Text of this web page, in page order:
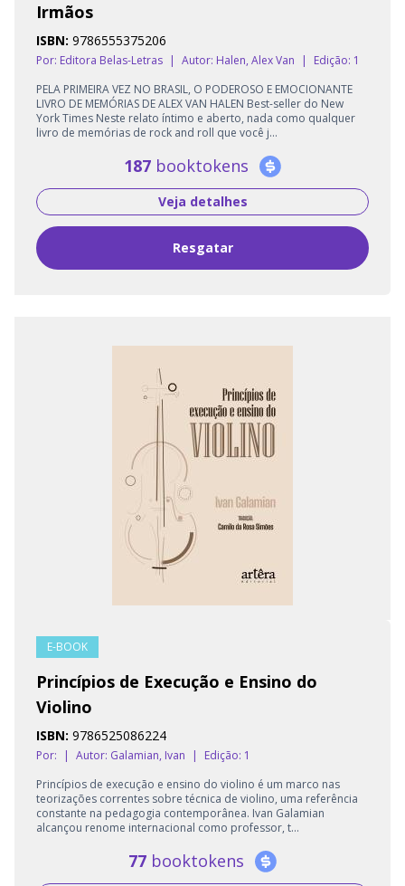
Irmãos
ISBN: 9786555375206
Por: Editora Belas-Letras Autor: Halen, Alex Van
Edição: 1
PELA PRIMEIRA VEZ NO BRASIL, O PODEROSO E EMOCIONANTE
LIVRO DE MEMÓRIAS DE ALEX VAN HALEN Best-seller do New
York Times Neste relato íntimo e aberto, nada como qualquer
livro de memórias de rock and roll que você j...
187 booktokens
Veja detalhes
Resgatar
E-BOOK
Princípios de Execução e Ensino do
Violino
ISBN: 9786525086224
Por: | Autor: Galamian, Ivan |
Edição: 1
Princípios de execução e ensino do violino é um marco nas
teorizações correntes sobre técnica de violino, uma referência
constante na pedagogia contemporânea. Ivan Galamian
alcançou renome internacional como professor, t...
77 booktokens